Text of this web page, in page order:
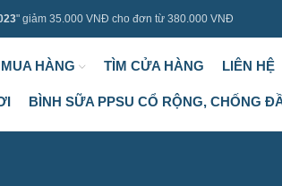
" giảm 35.000 VNĐ cho đơn từ 380.000 VNĐ
MUA HÀNG TÌM CỬA HÀNG LIÊN HỆ
BÌNH SỮA PPSU CỔ RỘNG, CHỐNG